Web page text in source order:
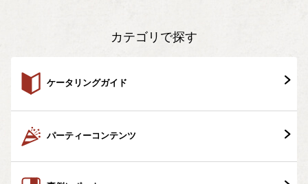
カテゴリで探す
ケータリングガイド
パーティーコンテンツ